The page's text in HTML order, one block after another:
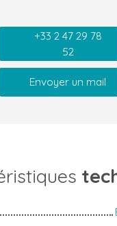
+33 2 47 29 78
52
Envoyer un mail